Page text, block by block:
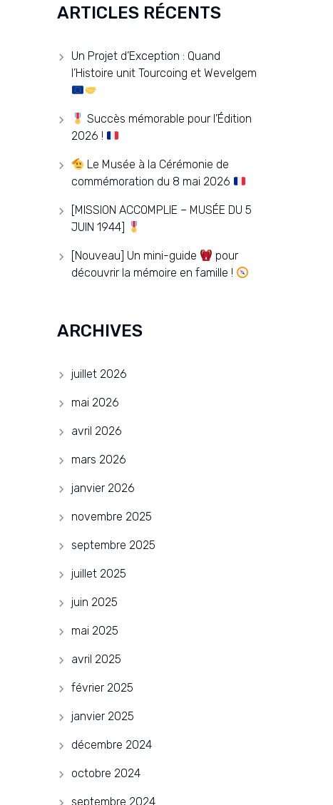
ARTICLES RÉCENTS
Un Projet d’Exception : Quand
l’Histoire unit Tourcoing et Wevelgem
Succès mémorable pour l’Édition
2026 !
Le Musée à la Cérémonie de
commémoration du 8 mai 2026
[MISSION ACCOMPLIE – MUSÉE DU 5
JUIN 1944]
[Nouveau] Un mini-guide
pour
découvrir la mémoire en famille !
ARCHIVES
juillet 2026
mai 2026
avril 2026
mars 2026
janvier 2026
novembre 2025
septembre 2025
juillet 2025
juin 2025
mai 2025
avril 2025
février 2025
janvier 2025
décembre 2024
octobre 2024
septembre 2024